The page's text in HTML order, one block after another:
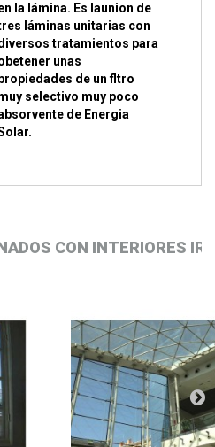
la lámina. Es launion de
láminas unitarias con
tratamientos para
unas
de un fltro
selectivo muy poco
de Energia
CON INTERIORES IR